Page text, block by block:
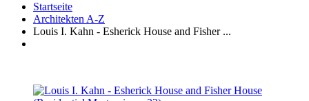
Startseite
Architekten A-Z
Louis I. Kahn - Esherick House and Fisher ...